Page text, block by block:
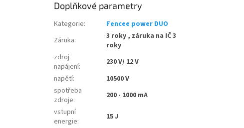
Doplňkové parametry
Kategorie:
Fencee power DUO
Záruka:
3 roky , záruka na IČ 3
roky
zdroj
napájení:
230 V/ 12 V
napětí:
10500 V
spotřeba
zdroje:
200 - 1000 mA
vstupní
energie:
15 J